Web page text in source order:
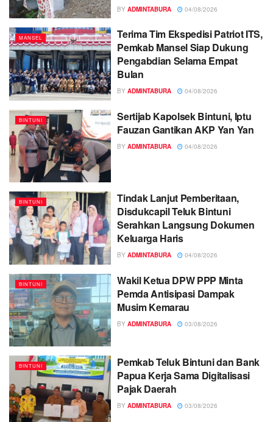
BY ADMINTABURA 04/08/2026
MANSEL
Terima Tim Ekspedisi Patriot ITS,
Pemkab Mansel Siap Dukung
Pengabdian Selama Empat
Bulan
BY ADMINTABURA 04/08/2026
BINTUNI
Sertijab Kapolsek Bintuni, Iptu
Fauzan Gantikan AKP Yan Yan
BY ADMINTABURA 04/08/2026
BINTUNI
Tindak Lanjut Pemberitaan,
Disdukcapil Teluk Bintuni
Serahkan Langsung Dokumen
Keluarga Haris
BY ADMINTABURA 04/08/2026
BINTUNI
Wakil Ketua DPW PPP Minta
Pemda Antisipasi Dampak
Musim Kemarau
BY ADMINTABURA 03/08/2026
BINTUNI
Pemkab Teluk Bintuni dan Bank
Papua Kerja Sama Digitalisasi
Pajak Daerah
BY ADMINTABURA 03/08/2026